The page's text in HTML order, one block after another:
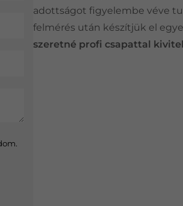
adottságot figyelembe véve
felmérés után készítjük el
szeretné profi csapattal